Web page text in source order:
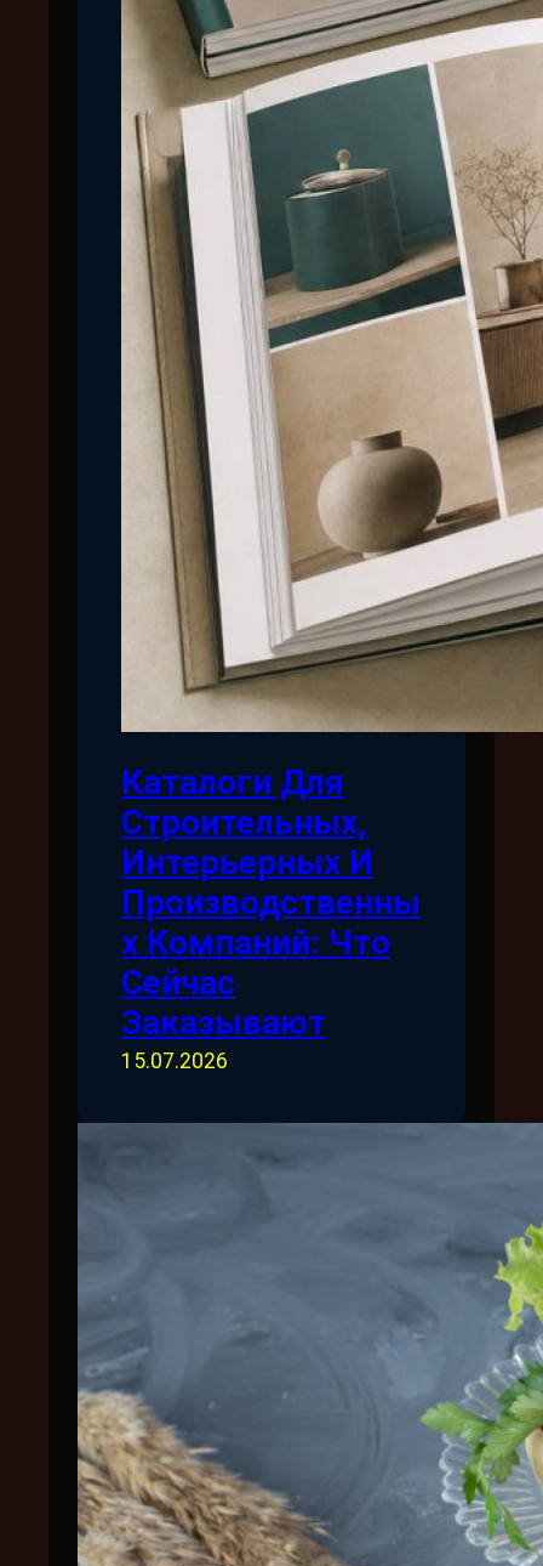
Каталоги Для
Строительных,
Интерьерных И
Производственны
Х Компаний: Что
Сейчас
Заказывают
15.07.2026